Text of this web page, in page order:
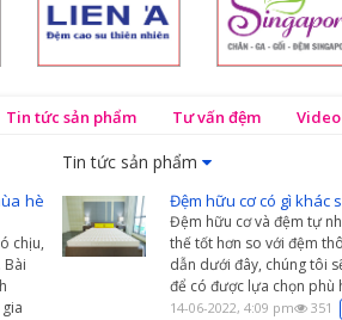
Tin tức sản phẩm Tư vấn đệm Video
Tin tức sản phẩm
hè
chịu,
Bài
Đệm hữu cơ có gì khác
Đệm hữu cơ và đệm tự
thế tốt hơn so với đệm
dẫn dưới đây, chúng tôi
để có được lựa chọn phù
14-06-2022, 4:09 pm 351